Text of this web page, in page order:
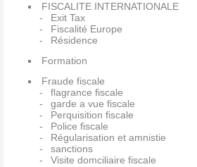
FISCALITE INTERNATIONALE
Exit Tax
Fiscalité Europe
Résidence
Formation
Fraude fiscale
flagrance fiscale
garde a vue fiscale
Perquisition fiscale
Police fiscale
Régularisation et amnistie
sanctions
Visite domciliaire fiscale